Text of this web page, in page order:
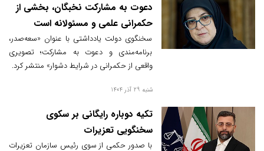
دعوت به مشارکت نخبگان، بخشی از
حکمرانی علمی و مسئولانه است
سخنگوی دولت یادداشتی با عنوان «سعه‌صدر،
برنامه‌مندی و دعوت به مشارکت؛ تصویری
واقعی از حکمرانی در شرایط دشوار» منتشر کرد.
شنبه 29 آذر 1404
تکیه دوباره رایگانی بر سکوی
سخنگویی تعزیرات
با صدور حکمی از سوی رئیس سازمان تعزیرات